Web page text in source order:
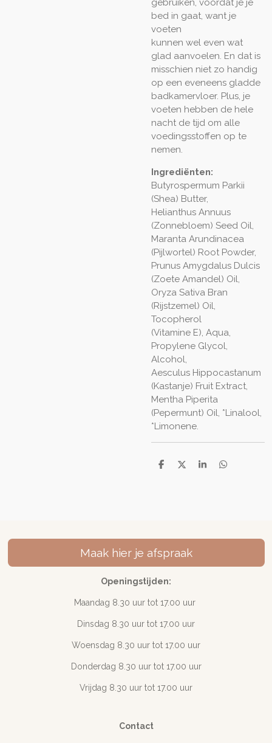
gebruiken, voordat je je
bed in gaat, want je
voeten
kunnen wel even wat
glad aanvoelen. En dat is
misschien niet zo handig
op een eveneens gladde
badkamervloer. Plus, je
voeten hebben de hele
nacht de tijd om alle
voedingsstoffen op te
nemen.
Ingrediënten:
Butyrospermum Parkii
(Shea) Butter,
Helianthus Annuus
(Zonnebloem) Seed Oil,
Maranta Arundinacea
(Pijlwortel) Root Powder,
Prunus Amygdalus Dulcis
(Zoete Amandel) Oil,
Oryza Sativa Bran
(Rijstzemel) Oil,
Tocopherol
(Vitamine E), Aqua,
Propylene Glycol,
Alcohol,
Aesculus Hippocastanum
(Kastanje) Fruit Extract,
Mentha Piperita
(Pepermunt) Oil, *Linalool,
*Limonene.
D
D
S
D
Maak hier je afspraak
Openingstijden:
Maandag 8.30 uur tot 17.00 uur
Dinsdag 8.30 uur tot 17.00 uur
Woensdag 8.30 uur tot 17.00 uur
Donderdag 8.30 uur tot 17.00 uur
Vrijdag 8.30 uur tot 17.00 uur
Contact